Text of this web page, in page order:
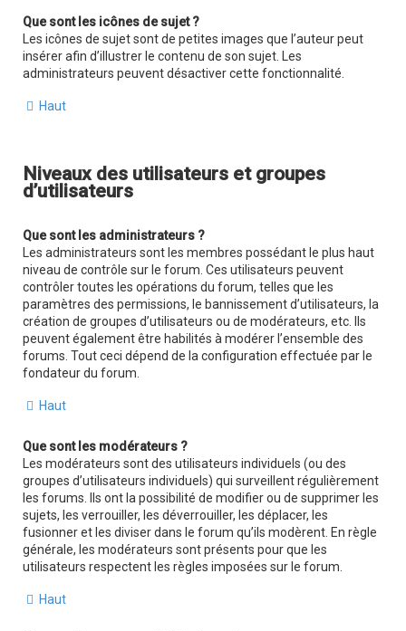
Que sont les icônes de sujet ?
Les icônes de sujet sont de petites images que l’auteur peut
insérer afin d’illustrer le contenu de son sujet. Les
administrateurs peuvent désactiver cette fonctionnalité.
Haut
Niveaux des utilisateurs et groupes
d’utilisateurs
Que sont les administrateurs ?
Les administrateurs sont les membres possédant le plus haut
niveau de contrôle sur le forum. Ces utilisateurs peuvent
contrôler toutes les opérations du forum, telles que les
paramètres des permissions, le bannissement d’utilisateurs, la
création de groupes d’utilisateurs ou de modérateurs, etc. Ils
peuvent également être habilités à modérer l’ensemble des
forums. Tout ceci dépend de la configuration effectuée par le
fondateur du forum.
Haut
Que sont les modérateurs ?
Les modérateurs sont des utilisateurs individuels (ou des
groupes d’utilisateurs individuels) qui surveillent régulièrement
les forums. Ils ont la possibilité de modifier ou de supprimer les
sujets, les verrouiller, les déverrouiller, les déplacer, les
fusionner et les diviser dans le forum qu’ils modèrent. En règle
générale, les modérateurs sont présents pour que les
utilisateurs respectent les règles imposées sur le forum.
Haut